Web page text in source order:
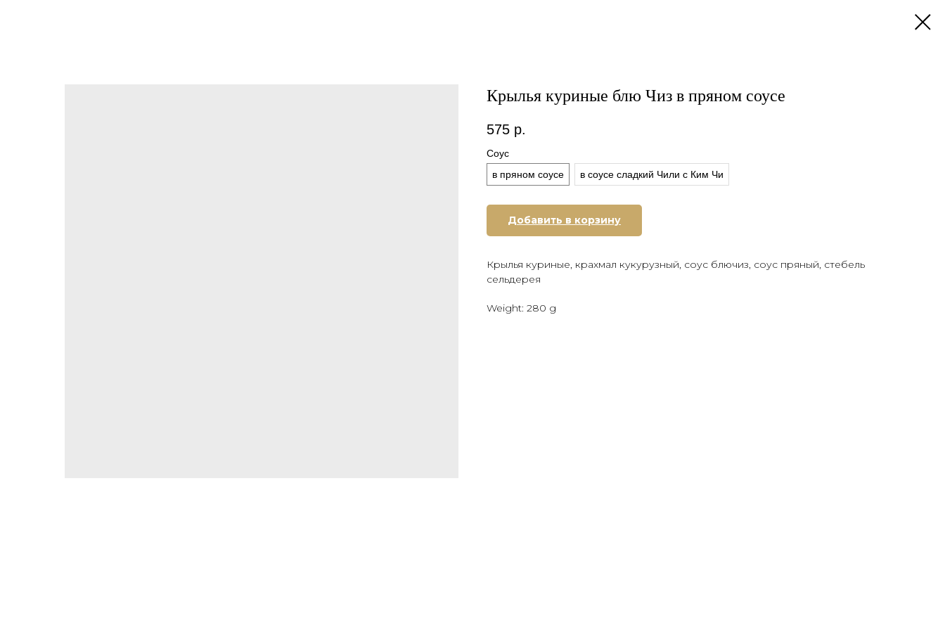
Крылья куриные блю Чиз в пряном соусе
575 р.
Соус
в пряном соусе
в соусе сладкий Чили с Ким Чи
Добавить в корзину
Крылья куриные, крахмал кукурузный, соус блючиз, соус пряный, стебель
сельдерея
Weight: 280 g